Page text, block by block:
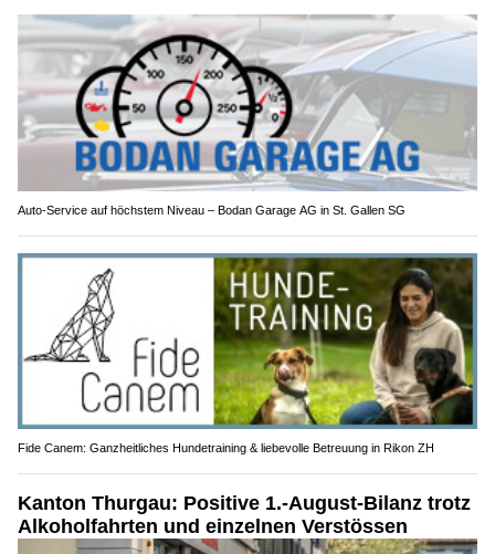
Auto-Service auf höchstem Niveau – Bodan Garage AG in St. Gallen SG
Fide Canem: Ganzheitliches Hundetraining & liebevolle Betreuung in Rikon ZH
Kanton Thurgau: Positive 1.-August-Bilanz trotz
Alkoholfahrten und einzelnen Verstössen